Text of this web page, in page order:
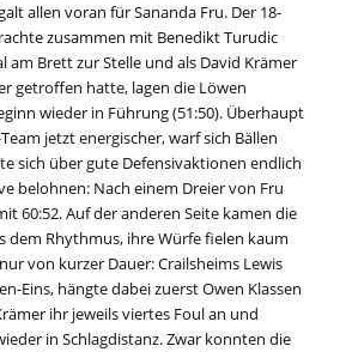
allen voran für Sananda Fru. Der 18-
zusammen mit Benedikt Turudic
am Brett zur Stelle und als David Krämer
getroffen hatte, lagen die Löwen
wieder in Führung (51:50). Überhaupt
jetzt energischer, warf sich Bällen
sich über gute Defensivaktionen endlich
belohnen: Nach einem Dreier von Fru
60:52. Auf der anderen Seite kamen die
dem Rhythmus, ihre Würfe fielen kaum
von kurzer Dauer: Crailsheims Lewis
Eins, hängte dabei zuerst Owen Klassen
ihr jeweils viertes Foul an und
in Schlagdistanz. Zwar konnten die